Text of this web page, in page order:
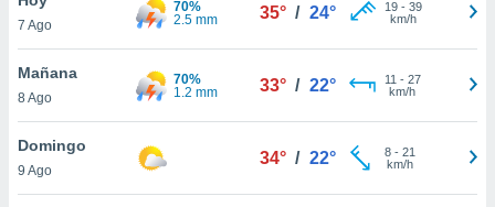
en
más
nuestra
7 Ago
70%
2.5 mm
35° / 24° 19- 39
km/h
Mañana
8 Ago
70%
1.2 mm
33° / 22° 11 - 27
km/h
Domingo
9 Ago
34° / 22° 8- 21
km/h